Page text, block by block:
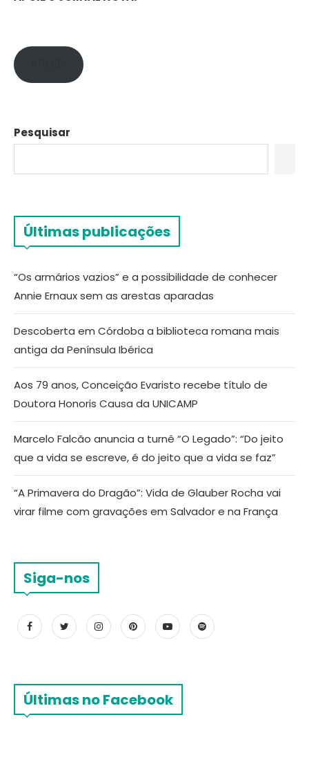
Pesquisar
Últimas publicações
“Os armários vazios” e a possibilidade de conhecer
Annie Ernaux sem as arestas aparadas
Descoberta em Córdoba a biblioteca romana mais
antiga da Península Ibérica
Aos 79 anos, Conceição Evaristo recebe título de
Doutora Honoris Causa da UNICAMP
Marcelo Falcão anuncia a turnê “O Legado”: “Do jeito
que a vida se escreve, é do jeito que a vida se faz”
“A Primavera do Dragão”: Vida de Glauber Rocha vai
virar filme com gravações em Salvador e na França
Siga-nos
Últimas no Facebook